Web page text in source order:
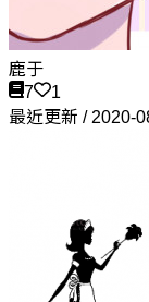
鹿于
7
1
最近更新 / 2020-